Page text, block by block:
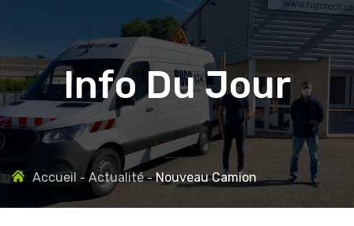
Info Du Jour
Accueil Actualité Nouveau Camion